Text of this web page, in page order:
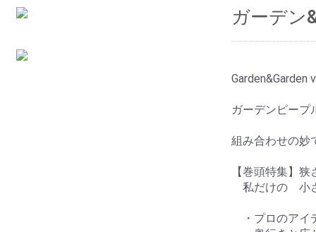
ガーデン
Garden&Garden
ガーデンピー
組み合わせの
【巻頭特集】
私だけの 小
・プロのアイ